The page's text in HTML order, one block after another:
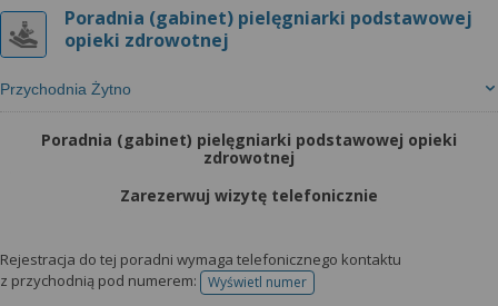
Poradnia (gabinet) pielęgniarki podstawowej
opieki zdrowotnej
Przychodnia Żytno
Poradnia (gabinet) pielęgniarki podstawowej opieki
zdrowotnej
Zarezerwuj wizytę telefonicznie
Rejestracja do tej poradni wymaga telefonicznego kontaktu
z przychodnią pod numerem:
Wyświetl numertelefonu do rejestracji